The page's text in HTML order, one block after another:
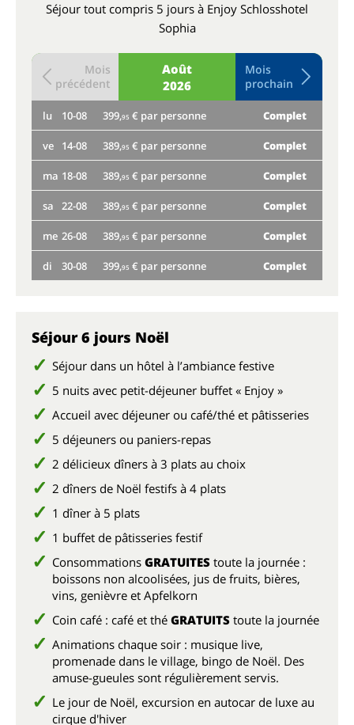
Séjour tout compris 5 jours à Enjoy Schlosshotel
Sophia
Août
2026
Mois
précédent
Mois
prochain
lu 10-08 399,95 € par personne Complet
ve 14-08 389,95 € par personne Complet
ma 18-08 389,95 € par personne Complet
sa 22-08 389,95 € par personne Complet
me 26-08 389,95 € par personne Complet
di 30-08 399,95 € par personne Complet
Séjour 6 jours Noël
Séjour dans un hôtel à l’ambiance festive
5 nuits avec petit-déjeuner buffet « Enjoy »
Accueil avec déjeuner ou café/thé et pâtisseries
5 déjeuners ou paniers-repas
2 délicieux dîners à 3 plats au choix
2 dîners de Noël festifs à 4 plats
1 dîner à 5 plats
1 buffet de pâtisseries festif
Consommations GRATUITES toute la journée :
boissons non alcoolisées, jus de fruits, bières,
vins, genièvre et Apfelkorn
Coin café : café et thé GRATUITS toute la journée
Animations chaque soir : musique live,
promenade dans le village, bingo de Noël. Des
amuse-gueules sont régulièrement servis.
Le jour de Noël, excursion en autocar de luxe au
cirque d'hiver